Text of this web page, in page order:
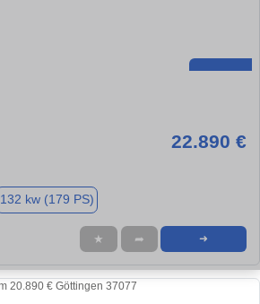
22.890 €
132 kw (179 PS)
★ ➦ ➜